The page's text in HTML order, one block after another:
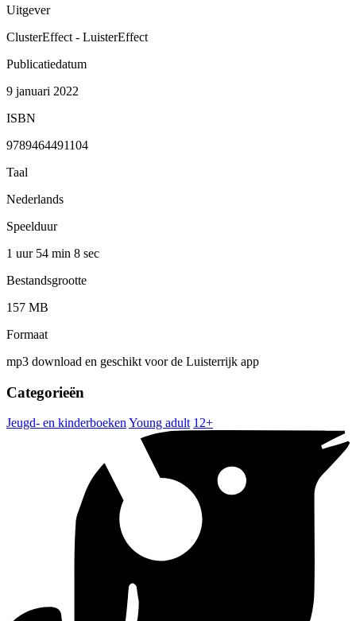
Uitgever
ClusterEffect - LuisterEffect
Publicatiedatum
9 januari 2022
ISBN
9789464491104
Taal
Nederlands
Speelduur
1 uur 54 min 8 sec
Bestandsgrootte
157 MB
Formaat
mp3 download en geschikt voor de Luisterrijk app
Categorieën
Jeugd- en kinderboeken Young adult 12+